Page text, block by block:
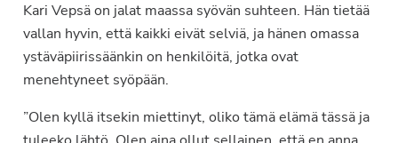
Kari Vepsä on jalat maassa syövän suhteen. Hän tietää
vallan hyvin, että kaikki eivät selviä, ja hänen omassa
ystäväpiirissäänkin on henkilöitä, jotka ovat
menehtyneet syöpään.
”Olen kyllä itsekin miettinyt, oliko tämä elämä tässä ja